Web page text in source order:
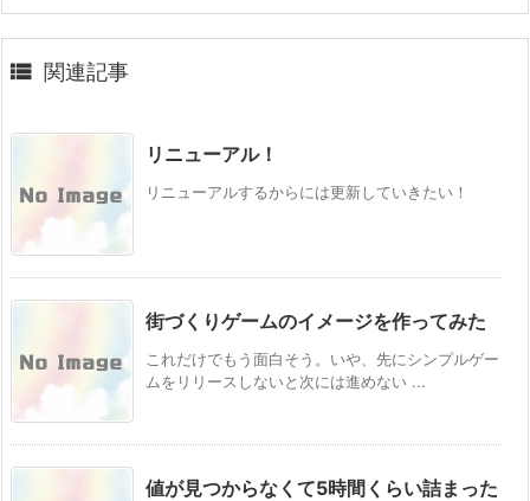
 関連記事
リニューアル！
リニューアルするからには更新していきたい！
街づくりゲームのイメージを作ってみた
これだけでもう面白そう。いや、先にシンプルゲー
ムをリリースしないと次には進めない ...
値が見つからなくて5時間くらい詰まった